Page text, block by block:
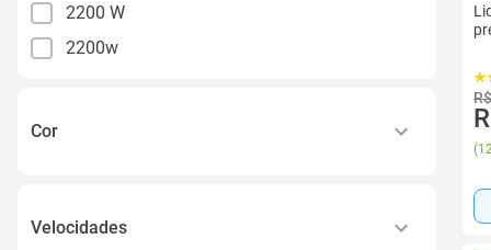
2200 W
2200w
Cor
Velocidades
(